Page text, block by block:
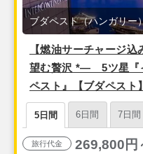
【燃油サーチャージ
望む贅沢 *― 5ツ星『
ペスト』【ブダペスト
ブダペスト（ハンガリー
5日間 6日間 7日間
旅行代金 269,800円